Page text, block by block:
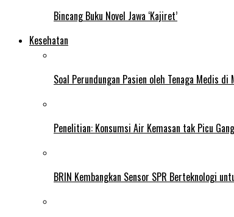
Bincang Buku Novel Jawa ‘Kajiret’
Kesehatan
Soal Perundungan Pasien oleh Tenaga Medis
Penelitian: Konsumsi Air Kemasan tak Picu
BRIN Kembangkan Sensor SPR Berteknologi